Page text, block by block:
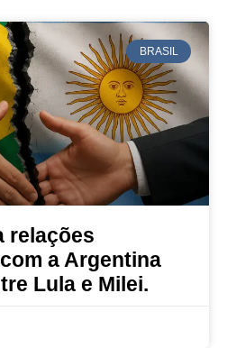
BRASIL
relações
a Argentina
Lula e Milei.